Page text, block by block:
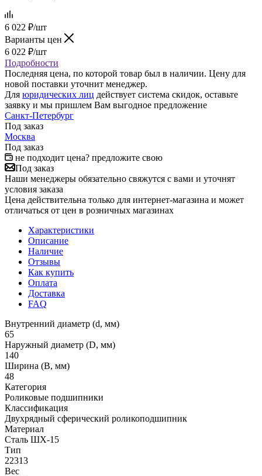
6 022 ₽/шт
Варианты цен
6 022 ₽/шт
Подробности
Последняя цена, по которой товар был в наличии. Цену для
новой поставки уточнит менеджер.
Для юридических лиц действует система скидок, оставьте
заявку и мы пришлем Вам выгодное предложение
Санкт-Петербург
Под заказ
Москва
Под заказ
не подходит цена? предложите свою
Под заказ
Наши менеджеры обязательно свяжутся с вами и уточнят
условия заказа
Цена действительна только для интернет-магазина и может
отличаться от цен в розничных магазинах
Характеристики
Описание
Наличие
Отзывы
Как купить
Оплата
Доставка
FAQ
Внутренний диаметр (d, мм)
65
Наружный диаметр (D, мм)
140
Ширина (B, мм)
48
Категория
Роликовые подшипники
Классификация
Двухрядный сферический роликоподшипник
Материал
Сталь ШХ-15
Тип
22313
Вес